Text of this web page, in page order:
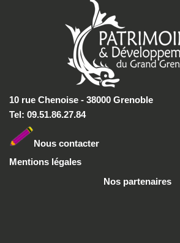
10 rue Chenoise - 38000 Grenoble
Tel: 09.51.86.27.84
Nous contacter
Mentions légales
Nos partenaires